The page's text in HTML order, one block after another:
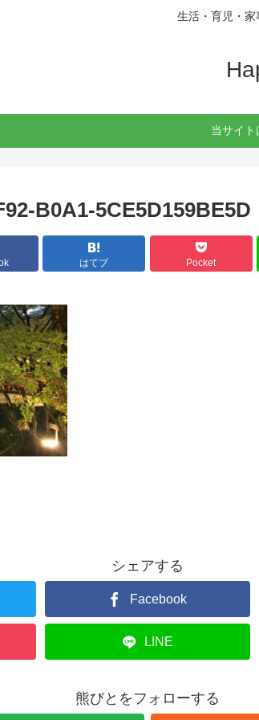
生活・育児・
当サイ
B0A1-5CE5D159BE5D
はてブ Pocket
シェアする
Facebook
LINE
熊びとをフォローする